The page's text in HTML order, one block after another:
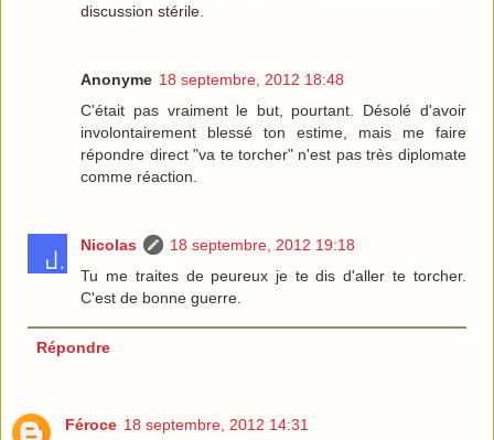
discussion stérile.
Anonyme 18 septembre, 2012 18:48
C'était pas vraiment le but, pourtant. Désolé d'avoir
involontairement blessé ton estime, mais me faire
répondre direct "va te torcher" n'est pas très diplomate
comme réaction.
Nicolas
18 septembre, 2012 19:18
Tu me traites de peureux je te dis d'aller te torcher.
C'est de bonne guerre.
Répondre
Féroce 18 septembre, 2012 14:31